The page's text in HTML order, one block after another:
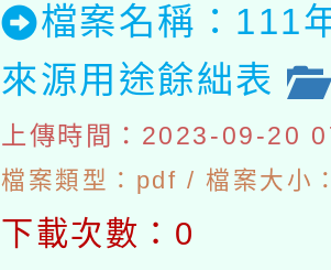
檔案名稱：111
來源用途餘絀表
上傳時間：2023-09-20
檔案類型：pdf / 檔案大小
下載次數：0